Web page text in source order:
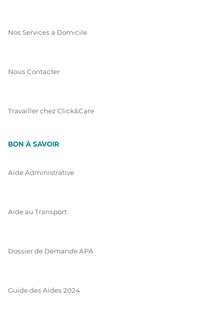
Nos Services à Domicile
Nous Contacter
Travailler chez Click&Care
BON À SAVOIR
Aide Administrative
Aide au Transport
Dossier de Demande APA
Guide des Aides 2024